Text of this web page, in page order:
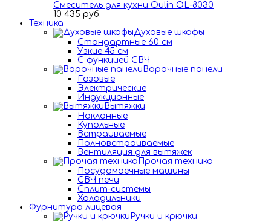
Смеситель для кухни Oulin OL-8030
10 435 руб.
Техника
Духовые шкафы
Стандартные 60 см
Узкие 45 см
С функцией СВЧ
Варочные панели
Газовые
Электрические
Индукционные
Вытяжки
Наклонные
Купольные
Встраиваемые
Полновстраиваемые
Вентиляция для вытяжек
Прочая техника
Посудомоечные машины
СВЧ печи
Сплит-системы
Холодильники
Фурнитура лицевая
Ручки и крючки